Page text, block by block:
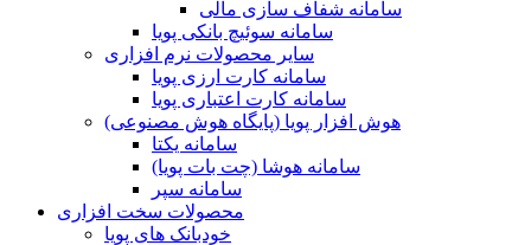
سامانه شفاف سازی مالی
سامانه سوئیچ بانکی پویا
سایر محصولات نرم افزاری
سامانه کارت ارزی پویا
سامانه کارت اعتباری پویا
هوش افزار پویا (پایگاه هوش مصنوعی)
سامانه یکتا
سامانه هوشا (چت بات پویا)
سامانه سپر
محصولات سخت افزاری
خودبانک های پویا